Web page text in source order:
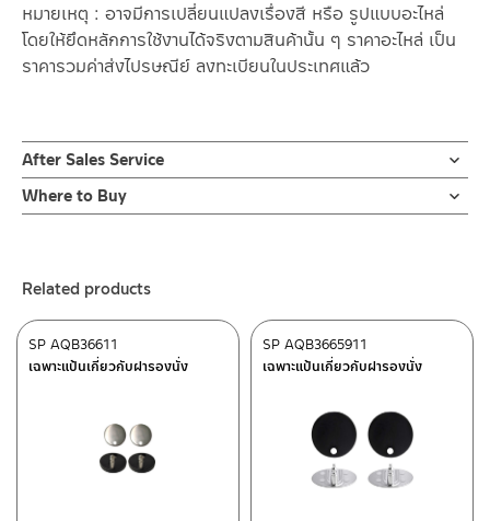
หมายเหตุ : อาจมีการเปลี่ยนแปลงเรื่องสี หรือ รูปแบบอะไหล่
โดยให้ยึดหลักการใช้งานได้จริงตามสินค้านั้น ๆ ราคาอะไหล่ เป็น
ราคารวมค่าส่งไปรษณีย์ ลงทะเบียนในประเทศแล้ว
After Sales Service
Online Platform
– Email: contact@charnpaiboon.com
After Sales Service Center – Bangkok
662/61-62 Rama 3 Road, Bangpongpang, Yannawa,
Where to Buy
– Shopee
–Lazada
ติดต่อพนักงานขาย / Contact Sales Staff
Related products
เฉพาะแป้นเกี่ยวกับฝารองนั่ง
SP AQB36611
เฉพาะแป้นเกี่ยวกับฝารองนั่ง
SP AQB3665911